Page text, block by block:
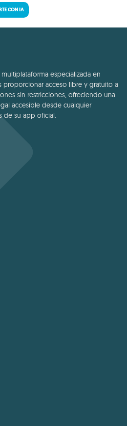
CON IA
especializada en
acceso libre y gratuito a
sin restricciones, ofreciendo una
accesible desde cualquier
de su app oficial.